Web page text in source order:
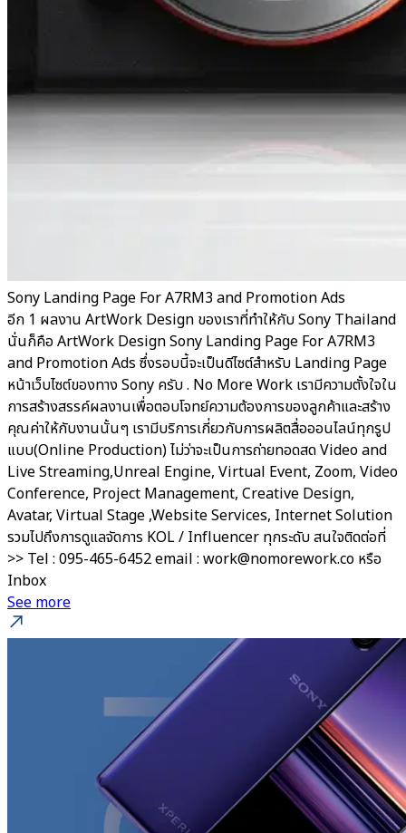
Sony Landing Page For A7RM3 and Promotion Ads
อีก 1 ผลงาน ArtWork Design ของเราที่ทำให้กับ Sony Thailand
นั่นก็คือ ArtWork Design Sony Landing Page For A7RM3
and Promotion Ads ซึ่งรอบนี้จะเป็นดีไซต์สำหรับ Landing Page
หน้าเว็บไซต์ของทาง Sony ครับ . No More Work เรามีความตั้งใจใน
การสร้างสรรค์ผลงานเพื่อตอบโจทย์ความต้องการของลูกค้าและสร้าง
คุณค่าให้กับงานนั้นๆ เรามีบริการเกี่ยวกับการผลิตสื่อออนไลน์ทุกรูป
แบบ(Online Production) ไม่ว่าจะเป็นการถ่ายทอดสด Video and
Live Streaming,Unreal Engine, Virtual Event, Zoom, Video
Conference, Project Management, Creative Design,
Avatar, Virtual Stage ,Website Services, Internet Solution
รวมไปถึงการดูแลจัดการ KOL / Influencer ทุกระดับ สนใจติดต่อที่
>> Tel : 095-465-6452 email : work@nomorework.co หรือ
Inbox
See more